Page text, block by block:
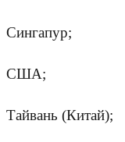
Сингапур;
США;
Тайвань (Китай);